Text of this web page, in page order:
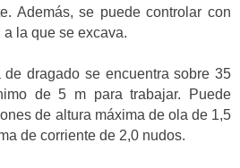
Además, se puede controlar con
la que se excava.
de dragado se encuentra sobre 35
de 5 m para trabajar. Puede
de altura máxima de ola de 1,5
de corriente de 2,0 nudos.